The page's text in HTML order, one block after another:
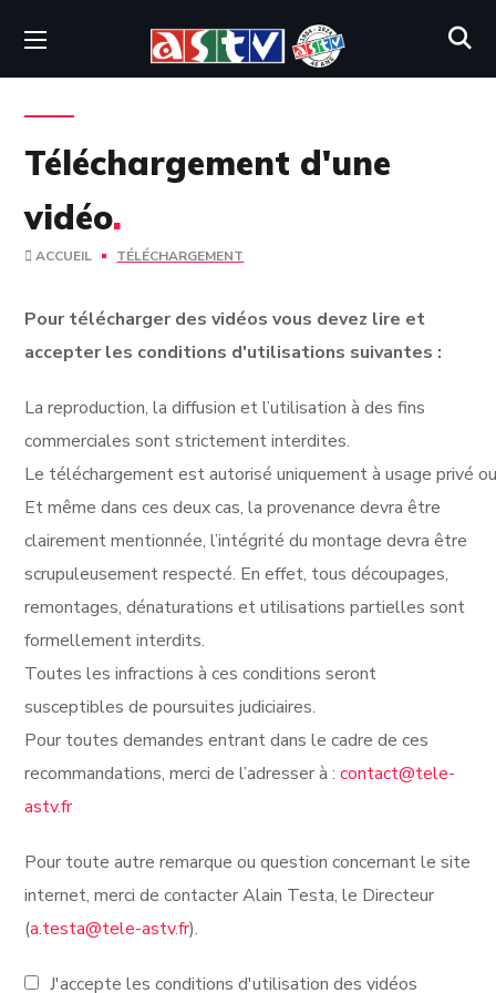
Téléchargement d'une
vidéo.
ACCUEIL TÉLÉCHARGEMENT
Pour télécharger des vidéos vous devez lire et
accepter les conditions d'utilisations suivantes :
La reproduction, la diffusion et l’utilisation à des fins
commerciales sont strictement interdites.
Le téléchargement est autorisé uniquement à usage privé
Et même dans ces deux cas, la provenance devra être
clairement mentionnée, l’intégrité du montage devra être
scrupuleusement respecté. En effet, tous découpages,
remontages, dénaturations et utilisations partielles sont
formellement interdits.
Toutes les infractions à ces conditions seront
susceptibles de poursuites judiciaires.
Pour toutes demandes entrant dans le cadre de ces
recommandations, merci de l’adresser à :contact@tele-
astv.fr
Pour toute autre remarque ou question concernant le site
internet, merci de contacter Alain Testa, le Directeur
(a.testa@tele-astv.fr).
J'accepte les conditions d'utilisation des vidéos